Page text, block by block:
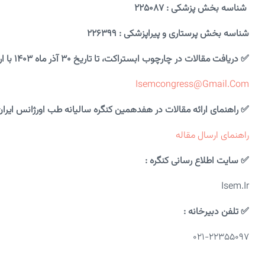
شناسه بخش پزشکی : ۲۲۵۰۸۷
شناسه بخش پرستاری و پیراپزشکی : ۲۲۶۳۹۹
✅ دریافت مقالات در چارچوب ابستراکت، تا تاریخ ۳۰ آذر ماه ۱۴۰۳ با ارسال به ایمیل کنگره به نشانی زیر صورت خواهد پذیرفت :
Isemcongress@gmail.com
✅ راهنمای ارائه مقالات در هفدهمین کنگره سالیانه طب اورژانس
راهنمای ارسال مقاله
✅ سایت اطلاع رسانی کنگره :
Isem.ir
✅ تلفن دبیرخانه :
021-22355097